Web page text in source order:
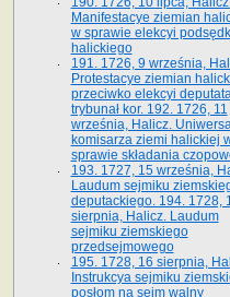
Manifestacye ziemian
w sprawie elekcyi
halickiego
191. 1726, 9 września,
Protestacye ziemian
przeciwko elekcyi
trybunał kor. 192. 1726, 11
września, Halicz.
komisarza ziemi halickiej
sprawie składania
193. 1727, 15 września,
Laudum sejmiku
deputackiego. 194. 1728,
sierpnia, Halicz. Laudum
sejmiku ziemskiego
przedsejmowego
195. 1728, 16 sierpnia,
Instrukcya sejmiku
posłom na sejm walny